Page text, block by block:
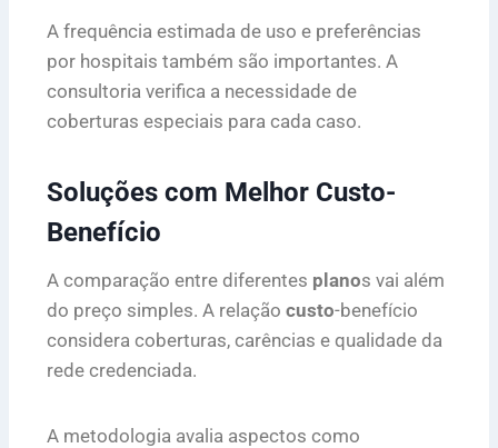
A frequência estimada de uso e preferências
por hospitais também são importantes. A
consultoria verifica a necessidade de
coberturas especiais para cada caso.
Soluções com Melhor Custo-
Benefício
A comparação entre diferentes planos vai além
do preço simples. A relação custo-benefício
considera coberturas, carências e qualidade da
rede credenciada.
A metodologia avalia aspectos como